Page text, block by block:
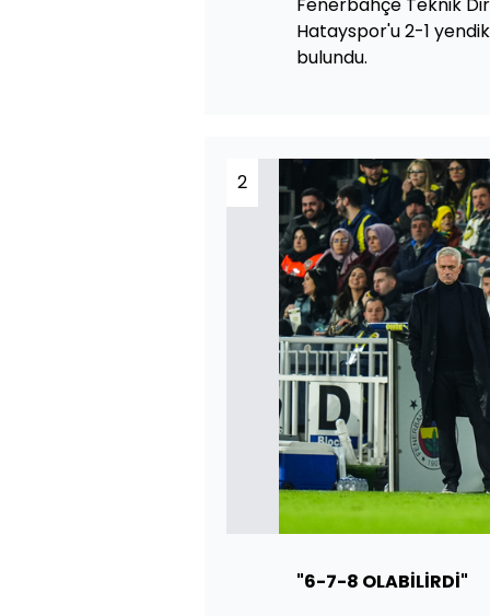
Fenerbahçe Teknik
Hatayspor'u 2-1
bulundu.
2
"6-7-8 OLABİLİRDİ"